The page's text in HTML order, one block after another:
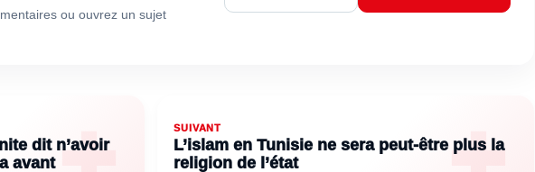
ou ouvrez un sujet
dit n’avoir
avant
SUIVANT
L’islam en Tunisie ne sera peut-être plus la
religion de l’état